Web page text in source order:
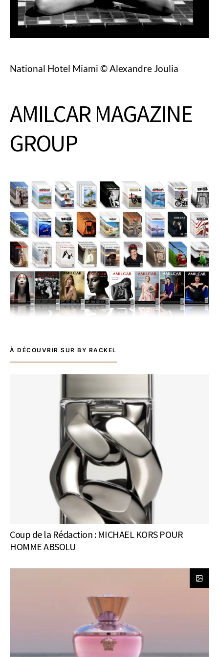
National Hotel Miami © Alexandre Joulia
AMILCAR MAGAZINE
GROUP
À DÉCOUVRIR SUR BY RACKEL
Coup de la Rédaction : MICHAEL KORS POUR
HOMME ABSOLU